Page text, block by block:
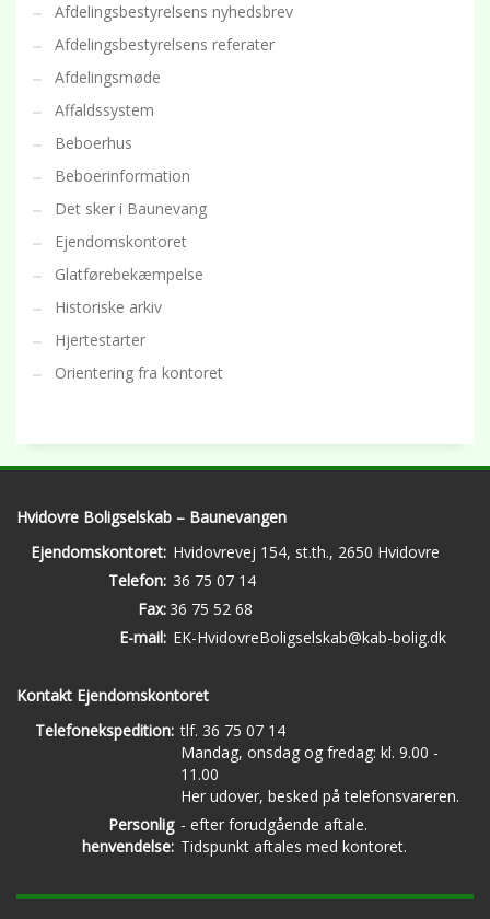
Afdelingsbestyrelsens nyhedsbrev
Afdelingsbestyrelsens referater
Afdelingsmøde
Affaldssystem
Beboerhus
Beboerinformation
Det sker i Baunevang
Ejendomskontoret
Glatførebekæmpelse
Historiske arkiv
Hjertestarter
Orientering fra kontoret
Hvidovre Boligselskab – Baunevangen
Ejendomskontoret: Hvidovrevej 154, st.th., 2650 Hvidovre
Telefon: 36 75 07 14
Fax: 36 75 52 68
E-mail: EK-HvidovreBoligselskab@kab-bolig.dk
Kontakt Ejendomskontoret
Telefonekspedition: tlf. 36 75 07 14
Mandag, onsdag og fredag: kl. 9.00 -
11.00
Her udover, besked på telefonsvareren.
Personlig
henvendelse:
- efter forudgående aftale.
Tidspunkt aftales med kontoret.